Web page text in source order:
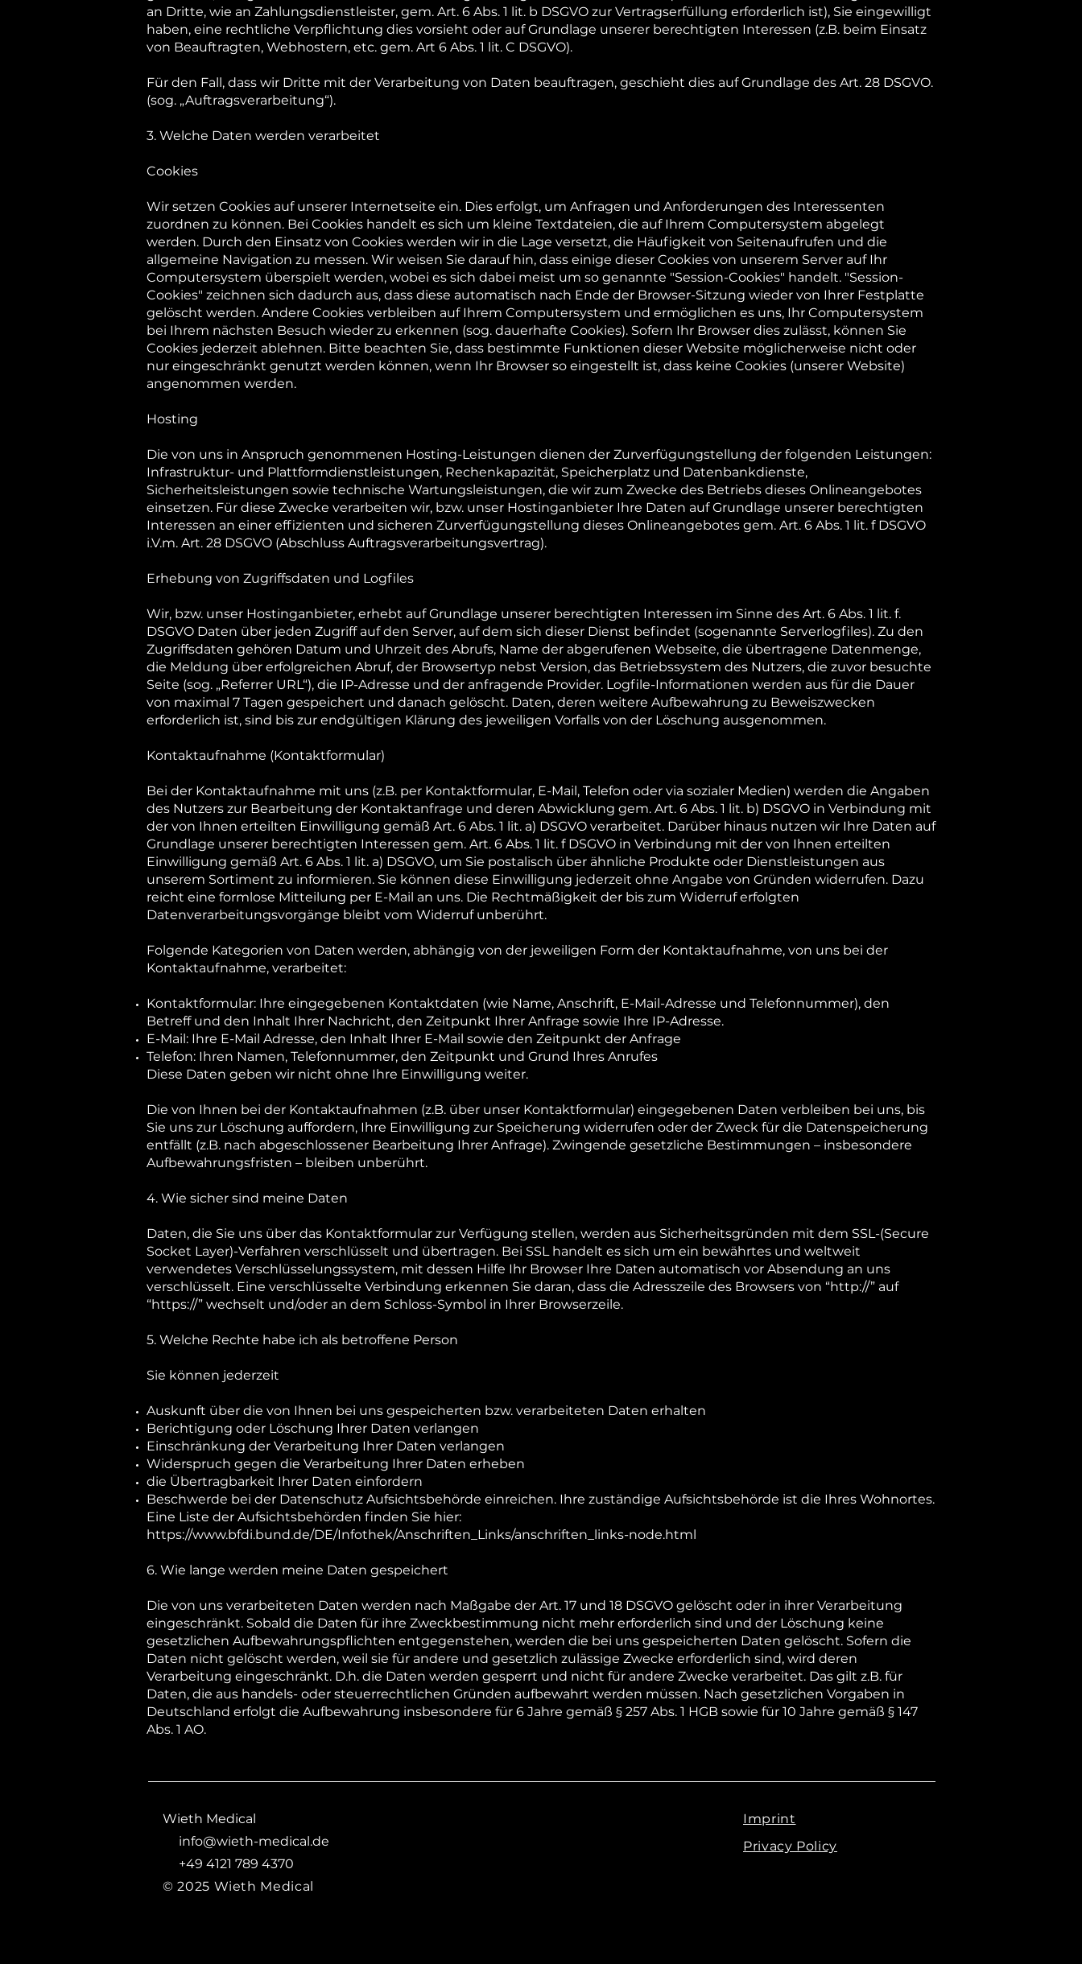
an Dritte, wie an Zahlungsdienstleister, gem. Art. 6 Abs. 1 lit. b DSGVO zur Vertragserfüllung erforderlich ist), Sie eingewilligt
haben, eine rechtliche Verpflichtung dies vorsieht oder auf Grundlage unserer berechtigten Interessen (z.B. beim Einsatz
von Beauftragten, Webhostern, etc. gem. Art 6 Abs. 1 lit. C DSGVO).
Für den Fall, dass wir Dritte mit der Verarbeitung von Daten beauftragen, geschieht dies auf Grundlage des Art. 28 DSGVO.
(sog. „Auftragsverarbeitung“).
3. Welche Daten werden verarbeitet
Cookies
Wir setzen Cookies auf unserer Internetseite ein. Dies erfolgt, um Anfragen und Anforderungen des Interessenten
zuordnen zu können. Bei Cookies handelt es sich um kleine Textdateien, die auf Ihrem Computersystem abgelegt
werden. Durch den Einsatz von Cookies werden wir in die Lage versetzt, die Häufigkeit von Seitenaufrufen und die
allgemeine Navigation zu messen. Wir weisen Sie darauf hin, dass einige dieser Cookies von unserem Server auf Ihr
Computersystem überspielt werden, wobei es sich dabei meist um so genannte "Session-Cookies" handelt. "Session-
Cookies" zeichnen sich dadurch aus, dass diese automatisch nach Ende der Browser-Sitzung wieder von Ihrer Festplatte
gelöscht werden. Andere Cookies verbleiben auf Ihrem Computersystem und ermöglichen es uns, Ihr Computersystem
bei Ihrem nächsten Besuch wieder zu erkennen (sog. dauerhafte Cookies). Sofern Ihr Browser dies zulässt, können Sie
Cookies jederzeit ablehnen. Bitte beachten Sie, dass bestimmte Funktionen dieser Website möglicherweise nicht oder
nur eingeschränkt genutzt werden können, wenn Ihr Browser so eingestellt ist, dass keine Cookies (unserer Website)
angenommen werden.
Hosting
Die von uns in Anspruch genommenen Hosting-Leistungen dienen der Zurverfügungstellung der folgenden Leistungen:
Infrastruktur- und Plattformdienstleistungen, Rechenkapazität, Speicherplatz und Datenbankdienste,
Sicherheitsleistungen sowie technische Wartungsleistungen, die wir zum Zwecke des Betriebs dieses Onlineangebotes
einsetzen. Für diese Zwecke verarbeiten wir, bzw. unser Hostinganbieter Ihre Daten auf Grundlage unserer berechtigten
Interessen an einer effizienten und sicheren Zurverfügungstellung dieses Onlineangebotes gem. Art. 6 Abs. 1 lit. f DSGVO
i.V.m. Art. 28 DSGVO (Abschluss Auftragsverarbeitungsvertrag).
Erhebung von Zugriffsdaten und Logfiles
Wir, bzw. unser Hostinganbieter, erhebt auf Grundlage unserer berechtigten Interessen im Sinne des Art. 6 Abs. 1 lit. f.
DSGVO Daten über jeden Zugriff auf den Server, auf dem sich dieser Dienst befindet (sogenannte Serverlogfiles). Zu den
Zugriffsdaten gehören Datum und Uhrzeit des Abrufs, Name der abgerufenen Webseite, die übertragene Datenmenge,
die Meldung über erfolgreichen Abruf, der Browsertyp nebst Version, das Betriebssystem des Nutzers, die zuvor besuchte
Seite (sog. „Referrer URL“), die IP-Adresse und der anfragende Provider. Logfile-Informationen werden aus für die Dauer
von maximal 7 Tagen gespeichert und danach gelöscht. Daten, deren weitere Aufbewahrung zu Beweiszwecken
erforderlich ist, sind bis zur endgültigen Klärung des jeweiligen Vorfalls von der Löschung ausgenommen.
Kontaktaufnahme (Kontaktformular)
Bei der Kontaktaufnahme mit uns (z.B. per Kontaktformular, E-Mail, Telefon oder via sozialer Medien) werden die Angaben
des Nutzers zur Bearbeitung der Kontaktanfrage und deren Abwicklung gem. Art. 6 Abs. 1 lit. b) DSGVO in Verbindung mit
der von Ihnen erteilten Einwilligung gemäß Art. 6 Abs. 1 lit. a) DSGVO verarbeitet. Darüber hinaus nutzen wir Ihre Daten auf
Grundlage unserer berechtigten Interessen gem. Art. 6 Abs. 1 lit. f DSGVO in Verbindung mit der von Ihnen erteilten
Einwilligung gemäß Art. 6 Abs. 1 lit. a) DSGVO, um Sie postalisch über ähnliche Produkte oder Dienstleistungen aus
unserem Sortiment zu informieren. Sie können diese Einwilligung jederzeit ohne Angabe von Gründen widerrufen. Dazu
reicht eine formlose Mitteilung per E-Mail an uns. Die Rechtmäßigkeit der bis zum Widerruf erfolgten
Datenverarbeitungsvorgänge bleibt vom Widerruf unberührt.
Folgende Kategorien von Daten werden, abhängig von der jeweiligen Form der Kontaktaufnahme, von uns bei der
Kontaktaufnahme, verarbeitet:
Kontaktformular: Ihre eingegebenen Kontaktdaten (wie Name, Anschrift, E-Mail-Adresse und Telefonnummer), den
Betreff und den Inhalt Ihrer Nachricht, den Zeitpunkt Ihrer Anfrage sowie Ihre IP-Adresse.
E-Mail: Ihre E-Mail Adresse, den Inhalt Ihrer E-Mail sowie den Zeitpunkt der Anfrage
Telefon: Ihren Namen, Telefonnummer, den Zeitpunkt und Grund Ihres Anrufes
Diese Daten geben wir nicht ohne Ihre Einwilligung weiter.
Die von Ihnen bei der Kontaktaufnahmen (z.B. über unser Kontaktformular) eingegebenen Daten verbleiben bei uns, bis
Sie uns zur Löschung auffordern, Ihre Einwilligung zur Speicherung widerrufen oder der Zweck für die Datenspeicherung
entfällt (z.B. nach abgeschlossener Bearbeitung Ihrer Anfrage). Zwingende gesetzliche Bestimmungen – insbesondere
Aufbewahrungsfristen – bleiben unberührt.
4. Wie sicher sind meine Daten
Daten, die Sie uns über das Kontaktformular zur Verfügung stellen, werden aus Sicherheitsgründen mit dem SSL-(Secure
Socket Layer)-Verfahren verschlüsselt und übertragen. Bei SSL handelt es sich um ein bewährtes und weltweit
verwendetes Verschlüsselungssystem, mit dessen Hilfe Ihr Browser Ihre Daten automatisch vor Absendung an uns
verschlüsselt. Eine verschlüsselte Verbindung erkennen Sie daran, dass die Adresszeile des Browsers von “http://” auf
“https://” wechselt und/oder an dem Schloss-Symbol in Ihrer Browserzeile.
5. Welche Rechte habe ich als betroffene Person
Sie können jederzeit
Auskunft über die von Ihnen bei uns gespeicherten bzw. verarbeiteten Daten erhalten
Berichtigung oder Löschung Ihrer Daten verlangen
Einschränkung der Verarbeitung Ihrer Daten verlangen
Widerspruch gegen die Verarbeitung Ihrer Daten erheben
die Übertragbarkeit Ihrer Daten einfordern
Beschwerde bei der Datenschutz Aufsichtsbehörde einreichen. Ihre zuständige Aufsichtsbehörde ist die Ihres Wohnortes.
Eine Liste der Aufsichtsbehörden finden Sie hier:
https://www.bfdi.bund.de/DE/Infothek/Anschriften_Links/anschriften_links-node.html
6. Wie lange werden meine Daten gespeichert
Die von uns verarbeiteten Daten werden nach Maßgabe der Art. 17 und 18 DSGVO gelöscht oder in ihrer Verarbeitung
eingeschränkt. Sobald die Daten für ihre Zweckbestimmung nicht mehr erforderlich sind und der Löschung keine
gesetzlichen Aufbewahrungspflichten entgegenstehen, werden die bei uns gespeicherten Daten gelöscht. Sofern die
Daten nicht gelöscht werden, weil sie für andere und gesetzlich zulässige Zwecke erforderlich sind, wird deren
Verarbeitung eingeschränkt. D.h. die Daten werden gesperrt und nicht für andere Zwecke verarbeitet. Das gilt z.B. für
Daten, die aus handels- oder steuerrechtlichen Gründen aufbewahrt werden müssen. Nach gesetzlichen Vorgaben in
Deutschland erfolgt die Aufbewahrung insbesondere für 6 Jahre gemäß § 257 Abs. 1 HGB sowie für 10 Jahre gemäß § 147
Abs. 1 AO.
Wieth Medical
info@wieth-medical.de
+49 4121 789 4370
© 2025 Wieth Medical
Imprint
Privacy Policy